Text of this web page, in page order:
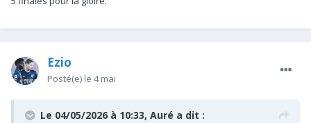
Ezio
Posté(e) le 4 mai
Le 04/05/2026 à 10:33, Auré a dit :